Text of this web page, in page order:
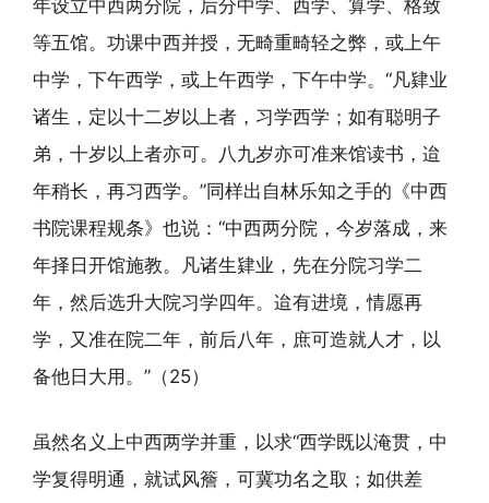
年设立中西两分院，后分中学、西学、算学、格致
等五馆。功课中西并授，无畸重畸轻之弊，或上午
中学，下午西学，或上午西学，下午中学。“凡肄业
诸生，定以十二岁以上者，习学西学；如有聪明子
弟，十岁以上者亦可。八九岁亦可准来馆读书，迨
年稍长，再习西学。”同样出自林乐知之手的《中西
书院课程规条》也说：“中西两分院，今岁落成，来
年择日开馆施教。凡诸生肄业，先在分院习学二
年，然后选升大院习学四年。迨有进境，情愿再
学，又准在院二年，前后八年，庶可造就人才，以
备他日大用。”（25）
虽然名义上中西两学并重，以求“西学既以淹贯，中
学复得明通，就试风簷，可冀功名之取；如供差